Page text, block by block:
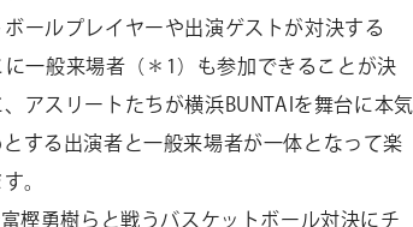
ールプレイヤーや出演ゲストが対決する
一般来場者（＊1）も参加できることが決
アスリートたちが横浜BUNTAIを舞台に本気
する出演者と一般来場者が一体となって楽
。
樫勇樹らと戦うバスケットボール対決にチ